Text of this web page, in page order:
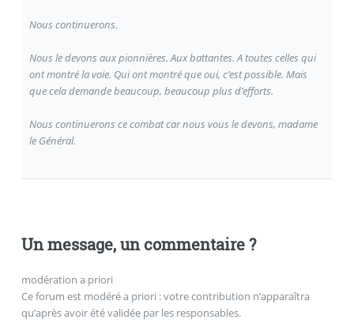
Nous continuerons.
Nous le devons aux pionnières. Aux battantes. A toutes celles qui
ont montré la voie. Qui ont montré que oui, c’est possible. Mais
que cela demande beaucoup, beaucoup plus d’efforts.
Nous continuerons ce combat car nous vous le devons, madame
le Général.
Un message, un commentaire ?
modération a priori
Ce forum est modéré a priori : votre contribution n’apparaîtra
qu’après avoir été validée par les responsables.